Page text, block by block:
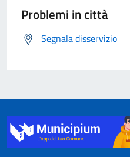
Problemi in città
Segnala disservizio